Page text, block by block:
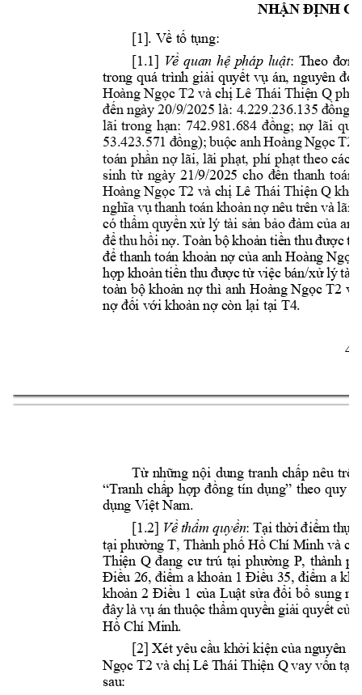
4
NHẬN ĐỊNH
[1]. Về tố tụng:
[1.1] Về quan hệ pháp luật: Theo đơn
trong quá trình giải quyết vụ án, nguyên
Hoàng Ngọc T2 và chị Lê Thái Thiện Q
đến ngày 20/9/2025 là: 4.229.236.135 đồng
lãi trong hạn: 742.981.684 đồng; nợ lãi quá
53.423.571 đồng); buộc anh Hoàng Ngọc T2
toán phần nợ lãi, lãi phạt, phí phạt theo các
sinh từ ngày 21/9/2025 cho đến thanh toán
Hoàng Ngọc T2 và chị Lê Thái Thiện Q
nghĩa vụ thanh toán khoản nợ nêu trên và lãi
có thẩm quyền xử lý tài sản bảo đảm của
để thu hồi nợ. Toàn bộ khoản tiền thu được từ
để thanh toán khoản nợ của anh Hoàng Ngọc
hợp khoản tiền thu được từ việc bán/xử lý tài
toàn bộ khoản nợ thì anh Hoàng Ngọc T2
nợ đối với khoản nợ còn lại tại T4.
Từ những nội dung tranh chấp nêu trê
“Tranh chấp hợp đồng tín dụng” theo quy
dụng Việt Nam.
[1.2] Về thẩm quyền: Tại thời điểm thụ
tại phường T, Thành phố Hồ Chí Minh và
Thiện Q đang cư trú tại phường P, thành ph
Điều 26, điểm a khoản 1 Điều 35, điểm a kho
khoản 2 Điều 1 của Luật sửa đổi bổ sung
đây là vụ án thuộc thẩm quyền giải quyết củ
Hồ Chí Minh.
[2] Xét yêu cầu khởi kiện của nguyên
Ngọc T2 và chị Lê Thái Thiện Q vay vốn tạ
sau: